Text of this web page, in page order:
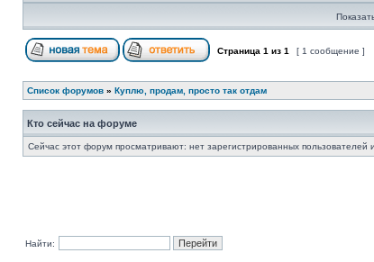
Страница 1 из 1 [ 1 сообщение ]
Список форумов » Куплю, продам, просто так отдам
Кто сейчас на форуме
Сейчас этот форум просматривают: нет зарегистрированных пользователей
Найти: